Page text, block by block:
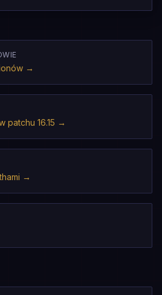
→
patchu 16.15 →
→